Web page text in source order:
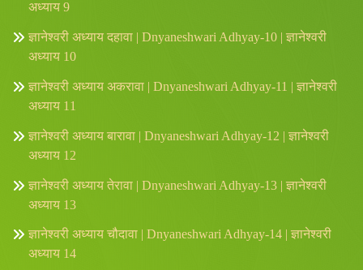
अध्याय 9
ज्ञानेश्वरी अध्याय दहावा | Dnyaneshwari Adhyay-10 | ज्ञानेश्वरी
अध्याय 10
ज्ञानेश्वरी अध्याय अकरावा | Dnyaneshwari Adhyay-11 | ज्ञानेश्वरी
अध्याय 11
ज्ञानेश्वरी अध्याय बारावा | Dnyaneshwari Adhyay-12 | ज्ञानेश्वरी
अध्याय 12
ज्ञानेश्वरी अध्याय तेरावा | Dnyaneshwari Adhyay-13 | ज्ञानेश्वरी
अध्याय 13
ज्ञानेश्वरी अध्याय चौदावा | Dnyaneshwari Adhyay-14 | ज्ञानेश्वरी
अध्याय 14